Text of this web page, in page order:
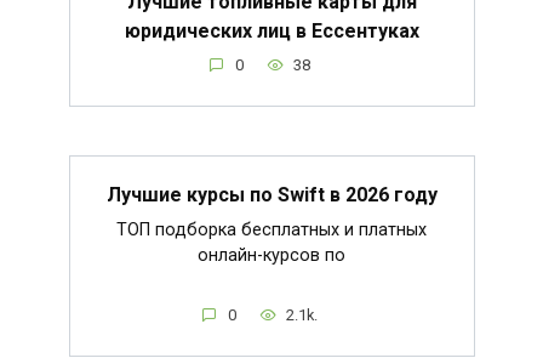
юридических лиц в Ессентуках
0 38
Лучшие курсы по Swift в 2026 году
ТОП подборка бесплатных и платных
онлайн-курсов по
0 2.1k.